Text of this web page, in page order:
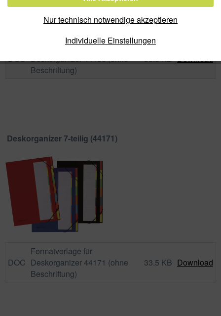
Formatvorlage für
Deskorganizer 44133 (mit
33.5 KB
DOC
Formatvorlage für
Deskorganizer 44133 (ohne
Beschriftung)
33.5 KB Download
Deskorganizer 7-teilig (44171)
DOC
Formatvorlage für
Deskorganizer 44171 (ohne
Beschriftung)
33.5 KB Download
Individuelle Einstellungen
Nur technisch notwendige akzeptieren